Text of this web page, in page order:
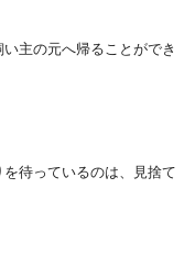
主の元へ帰ることができ
待っているのは、見捨て